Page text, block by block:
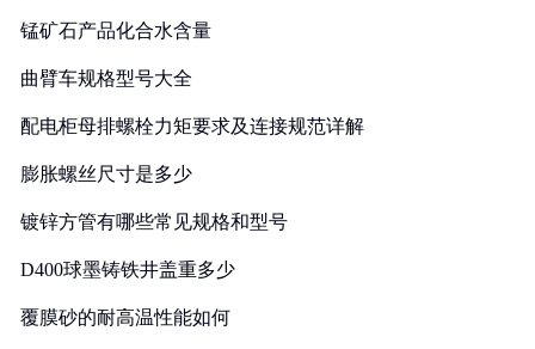
锰矿石产品化合水含量
曲臂车规格型号大全
配电柜母排螺栓力矩要求及连接规范详解
膨胀螺丝尺寸是多少
镀锌方管有哪些常见规格和型号
D400球墨铸铁井盖重多少
覆膜砂的耐高温性能如何